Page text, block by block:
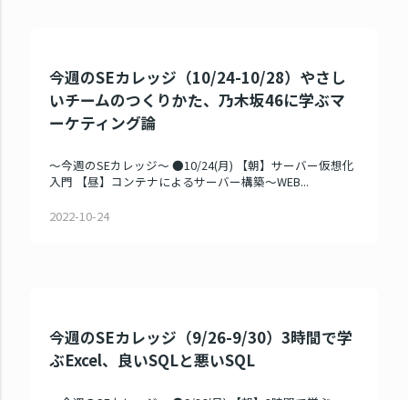
今週のSEカレッジ（10/24-10/28）やさし
いチームのつくりかた、乃木坂46に学ぶマ
ーケティング論
～今週のSEカレッジ～ ●10/24(月) 【朝】サーバー仮想化
入門 【昼】コンテナによるサーバー構築～WEB...
2022-10-24
今週のSEカレッジ（9/26-9/30）3時間で学
ぶExcel、良いSQLと悪いSQL